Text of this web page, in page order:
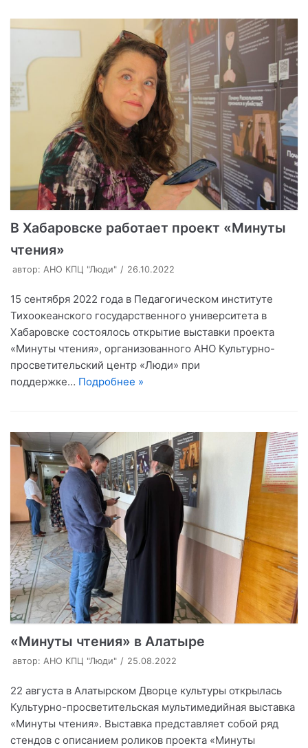
В Хабаровске работает проект «Минуты
чтения»
автор: АНО КПЦ "Люди" 26.10.2022
15 сентября 2022 года в Педагогическом институте
Тихоокеанского государственного университета в
Хабаровске состоялось открытие выставки проекта
«Минуты чтения», организованного АНО Культурно-
просветительский центр «Люди» при
поддержке… Подробнее »
«Минуты чтения» в Алатыре
автор: АНО КПЦ "Люди" 25.08.2022
22 августа в Алатырском Дворце культуры открылась
Культурно-просветительская мультимедийная выставка
«Минуты чтения». Выставка представляет собой ряд
стендов с описанием роликов проекта «Минуты